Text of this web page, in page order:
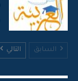
السابق التالي